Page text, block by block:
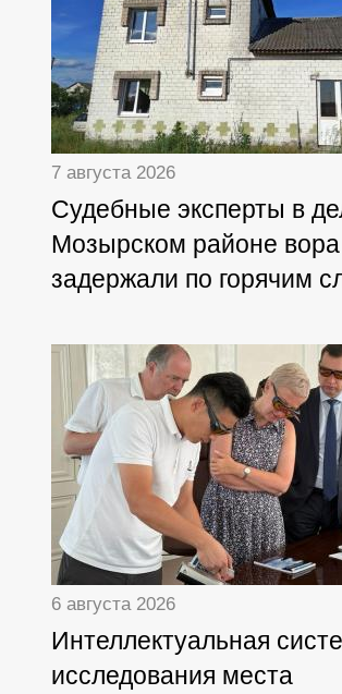
7 августа 2026
Судебные эксперты в
Мозырском районе вора
задержали по горячим
6 августа 2026
Интеллектуальная
исследования места